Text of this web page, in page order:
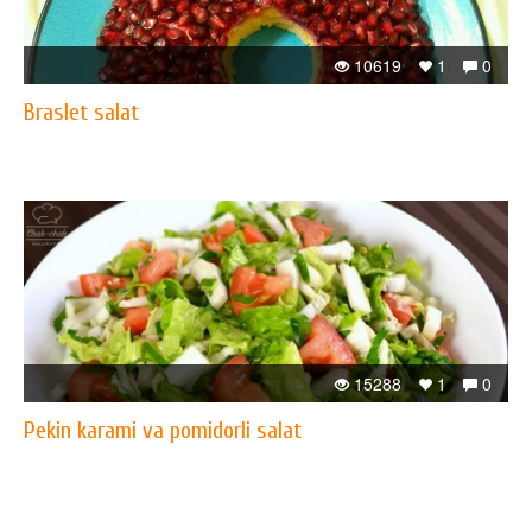
0
1
10619
Braslet salat
0
1
15288
Pekin karami va pomidorli salat